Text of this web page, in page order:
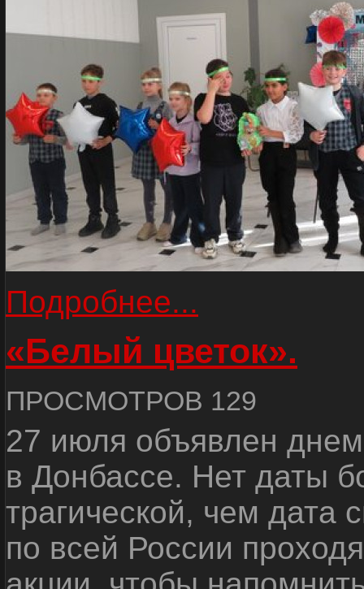
Подробнее...
«Белый цветок».
ПРОСМОТРОВ 129
27 июля объявлен
в Донбассе. Нет даты
трагической, чем дата
по всей России